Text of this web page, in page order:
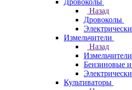
Дровоколы
Назад
Дровоколы
Измельчители
Назад
Измельчители
Бензиновые
Культиваторы